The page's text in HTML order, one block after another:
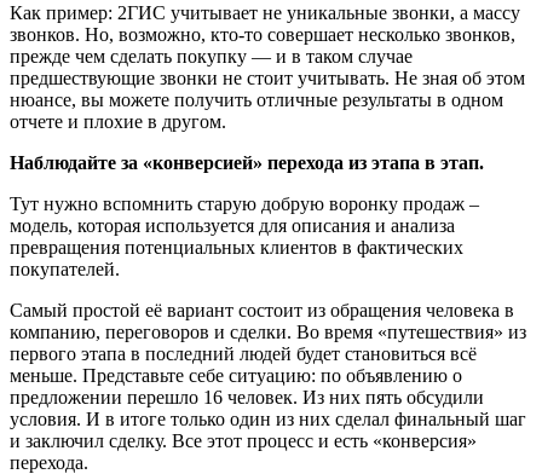
Как пример: 2ГИС учитывает не уникальные звонки, а массу
звонков. Но, возможно, кто-то совершает несколько звонков,
прежде чем сделать покупку — и в таком случае
предшествующие звонки не стоит учитывать. Не зная об этом
нюансе, вы можете получить отличные результаты в одном
отчете и плохие в другом.
Наблюдайте за «конверсией» перехода из этапа в этап.
Тут нужно вспомнить старую добрую воронку продаж –
модель, которая используется для описания и анализа
превращения потенциальных клиентов в фактических
покупателей.
Самый простой её вариант состоит из обращения человека в
компанию, переговоров и сделки. Во время «путешествия» из
первого этапа в последний людей будет становиться всё
меньше. Представьте себе ситуацию: по объявлению о
предложении перешло 16 человек. Из них пять обсудили
условия. И в итоге только один из них сделал финальный шаг
и заключил сделку. Все этот процесс и есть «конверсия»
перехода.